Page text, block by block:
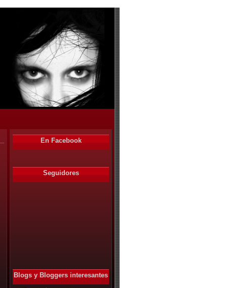
En Facebook
Seguidores
Blogs y Bloggers interesantes